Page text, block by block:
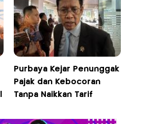
Purbaya Kejar Penunggak
Pajak dan Kebocoran
Tanpa Naikkan Tarif